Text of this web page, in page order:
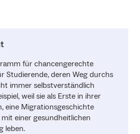
für chancengerechte
Studierende, deren Weg durchs
immer selbstverständlich
weil sie als Erste in ihrer
eine Migrationsgeschichte
einer gesundheitlichen
leben.